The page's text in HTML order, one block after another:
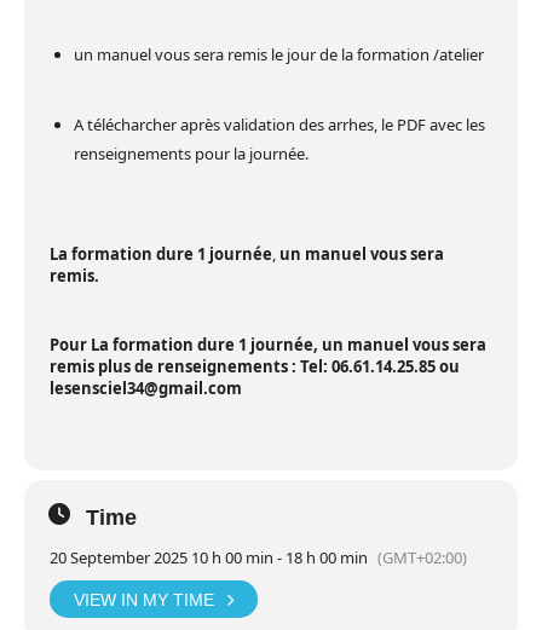
un manuel vous sera remis le jour de la formation /atelier
A télécharcher après validation des arrhes, le PDF avec les
renseignements pour la journée.
La formation dure 1 journée, un manuel vous sera
remis.
Pour La formation dure 1 journée, un manuel vous sera
remis plus de renseignements : Tel: 06.61.14.25.85 ou
lesensciel34@gmail.com
Time
20 September 2025 10 h 00 min - 18 h 00 min (GMT+02:00)
VIEW IN MY TIME